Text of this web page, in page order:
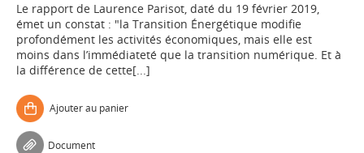
Le rapport de Laurence Parisot, daté du 19 février 2019,
émet un constat : "la Transition Énergétique modifie
profondément les activités économiques, mais elle est
moins dans l’immédiateté que la transition numérique. Et à
la différence de cette[...]
Ajouter au panier
Document